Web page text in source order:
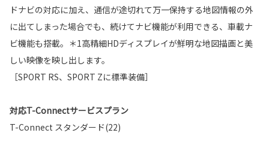
ドナビの対応に加え、通信が途切れて万一保持する地図情報の外
に出てしまった場合でも、続けてナビ機能が利用できる、車載ナ
ビ機能も搭載。＊1高精細HDディスプレイが鮮明な地図描画と美
しい映像を映し出します。
［SPORT RS、SPORT Zに標準装備］
対応T-Connectサービスプラン
T-Connect スタンダード(22)